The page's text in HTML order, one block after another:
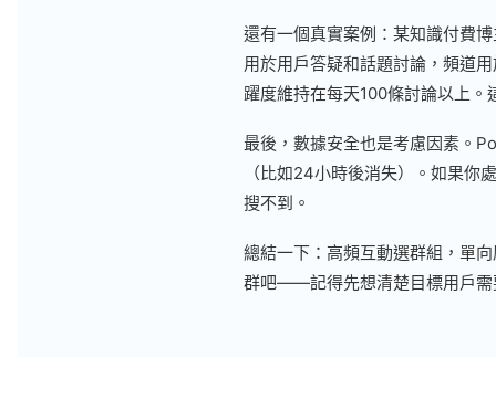
還有一個真實案例：某知識付費
用於用戶答疑和話題討論，頻道
躍度維持在每天100條討論以上
最後，數據安全也是考慮因素。
（比如24小時後消失）。如果你
搜不到。
總結一下：高頻互動選群組，單
群吧——記得先想清楚目標用戶需